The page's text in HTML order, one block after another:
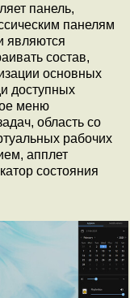
панель,
панелям
являются
состав,
основных
доступных
меню
область со
рабочих
апплет
состояния